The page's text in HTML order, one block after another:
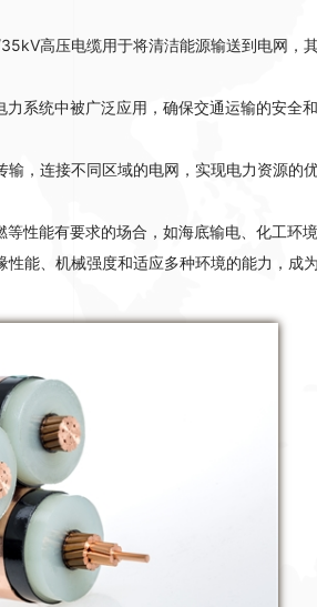
高压电缆用于将清洁能源输送到电网，
系统中被广泛应用，确保交通运输的安全
，连接不同区域的电网，实现电力资源的
性能有要求的场合，如海底输电、化工环
能、机械强度和适应多种环境的能力，成